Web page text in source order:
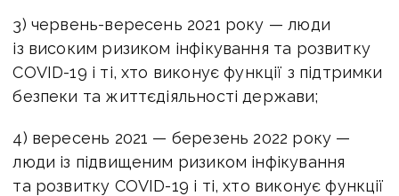
3) червень-вересень 2021 року — люди
із високим ризиком інфікування та розвитку
COVID-19 і ті, хто виконує функції з підтримки
безпеки та життєдіяльності держави;
4) вересень 2021 — березень 2022 року —
люди із підвищеним ризиком інфікування
та розвитку COVID-19 і ті, хто виконує функції